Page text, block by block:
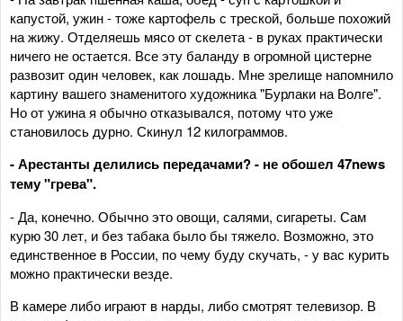
капустой, ужин - тоже картофель с треской, больше похожий
на жижу. Отделяешь мясо от скелета - в руках практически
ничего не остается. Все эту баланду в огромной цистерне
развозит один человек, как лошадь. Мне зрелище напомнило
картину вашего знаменитого художника "Бурлаки на Волге".
Но от ужина я обычно отказывался, потому что уже
становилось дурно. Скинул 12 килограммов.
- Арестанты делились передачами? - не обошел 47news
тему "грева".
- Да, конечно. Обычно это овощи, салями, сигареты. Сам
курю 30 лет, и без табака было бы тяжело. Возможно, это
единственное в России, по чему буду скучать, - у вас курить
можно практически везде.
В камере либо играют в нарды, либо смотрят телевизор. В